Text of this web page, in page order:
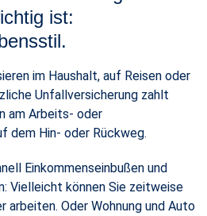
ist:
im Haushalt, auf Reisen oder
Unfallversicherung zahlt
am Arbeits- oder
dem Hin- oder Rückweg.
Einkommenseinbußen und
Vielleicht können Sie zeitweise
arbeiten. Oder Wohnung und Auto